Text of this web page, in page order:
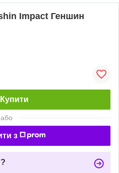
Impact Геншин
Купити
або
з